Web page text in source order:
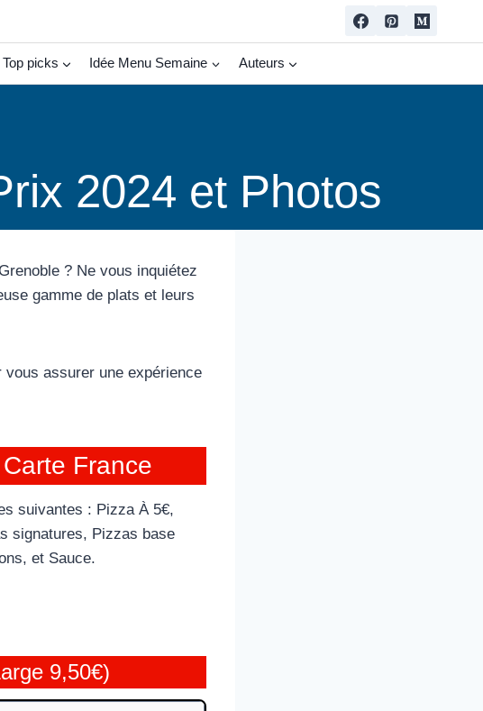
Top picks Idée Menu Semaine Auteurs
2024 et Photos
? Ne vous inquiétez
gamme de plats et leurs
assurer une expérience
France
suivantes : Pizza À 5€,
signatures, Pizzas base
et Sauce.
9,50€)